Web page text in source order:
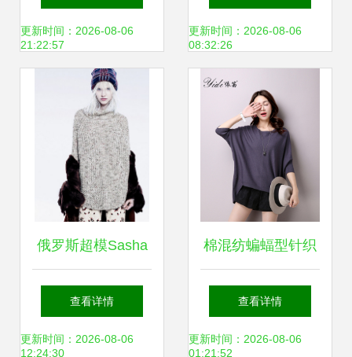
绒衫，定义秋冬针
织新风尚
更新时间：2026-08-06
21:22:57
完美融合
更新时间：2026-08-06
08:32:26
俄罗斯超模Sasha
Luss白发造型演绎
混纺高领针织衫，
查看详情
更新时间：2026-08-06
12:24:30
棉混纺蝙蝠型针织
衫 秋日慵懒新风
尚，选购指南与京
查看详情
更新时间：2026-08-06
01:21:52